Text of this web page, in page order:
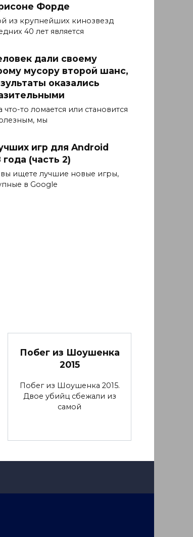
Форде
из крупнейших кинозвезд
40 лет является
дали своему
мусору второй шанс,
оказались
что-то ломается или становится
мы
игр для Android
года (часть 2)
вы ищете лучшие новые игры,
в Google
Побег из Шоушенка
2015
Побег из Шоушенка 2015.
Двое убийц сбежали из
самой